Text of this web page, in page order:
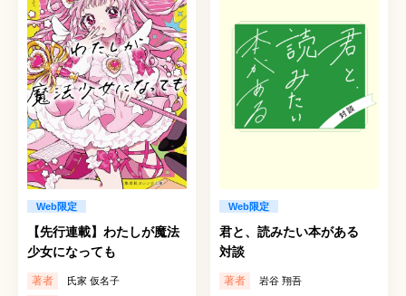
Web限定
【先行連載】わたしが魔法
少女になっても
著者 氏家 仮名子
Web限定
君と、読みたい本がある
対談
著者 岩谷 翔吾